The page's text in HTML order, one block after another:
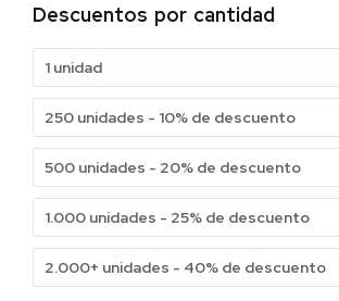
Descuentos por cantidad
1 unidad
250 unidades - 10% de descuento
500 unidades - 20% de descuento
1.000 unidades - 25% de descuento
2.000+ unidades - 40% de descuento